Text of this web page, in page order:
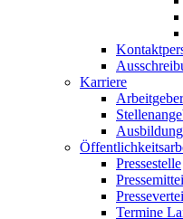
Karriere
Ausbildung
Pressestelle
Termine